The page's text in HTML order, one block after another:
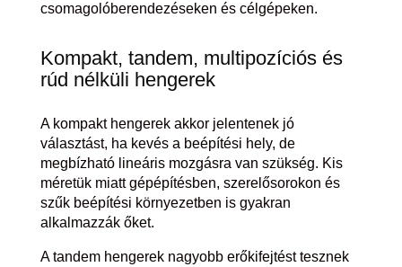
csomagolóberendezéseken és célgépeken.
Kompakt, tandem, multipozíciós és
rúd nélküli hengerek
A kompakt hengerek akkor jelentenek jó
választást, ha kevés a beépítési hely, de
megbízható lineáris mozgásra van szükség. Kis
méretük miatt gépépítésben, szerelősorokon és
szűk beépítési környezetben is gyakran
alkalmazzák őket.
A tandem hengerek nagyobb erőkifejtést tesznek